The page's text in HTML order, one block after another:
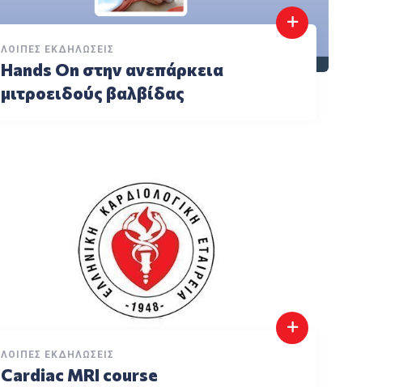
ΛΟΙΠΈΣ ΕΚΔΗΛΏΣΕΙΣ
Hands On στην ανεπάρκεια
μιτροειδούς βαλβίδας
ΛΟΙΠΈΣ ΕΚΔΗΛΏΣΕΙΣ
Cardiac MRI course